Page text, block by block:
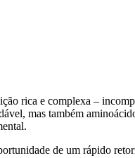
rica e complexa –
mas também
de um rápido